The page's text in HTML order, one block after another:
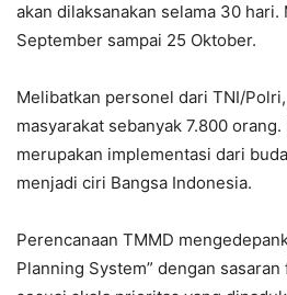
akan dilaksanakan selama 30
September sampai 25 Oktober.
Melibatkan personel dari TNI/
masyarakat sebanyak 7.800
merupakan implementasi dari
menjadi ciri Bangsa Indonesia.
Perencanaan TMMD
Planning System” dengan